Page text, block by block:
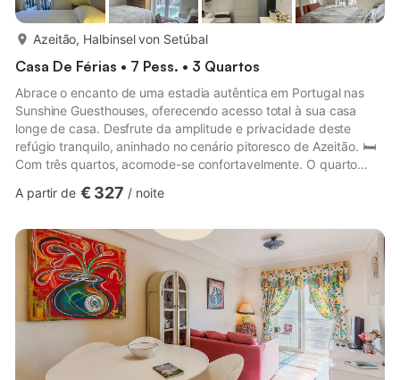
Azeitão, Halbinsel von Setúbal
Casa De Férias • 7 Pess. • 3 Quartos
Abrace o encanto de uma estadia autêntica em Portugal nas
Sunshine Guesthouses, oferecendo acesso total à sua casa
longe de casa. Desfrute da amplitude e privacidade deste
refúgio tranquilo, aninhado no cenário pitoresco de Azeitão. 🛏️
Com três quartos, acomode-se confortavelmente. O quarto
cada um dos outros dois quartos alberga uma cama individual,
está equipada de forma eficiente com um chuveiro, sanita e
lavatório, tornando a sua rotina matinal simples. 🍳 Prepare e ...
A partir de € 327 / noite